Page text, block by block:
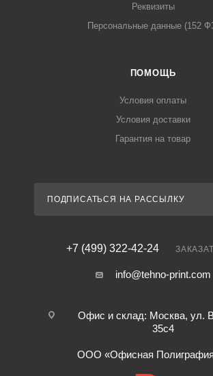
Реквизиты
Персональные данные (152
ПОМОЩЬ
Условия оплаты
Условия доставки
Гарантия на товар
ПОДПИСАТЬСЯ НА РАССЫЛКУ
+7 (499) 322-42-24
info@tehno-print.com
Офис и склад: Москва, ул.
35с4
ООО «Офисная